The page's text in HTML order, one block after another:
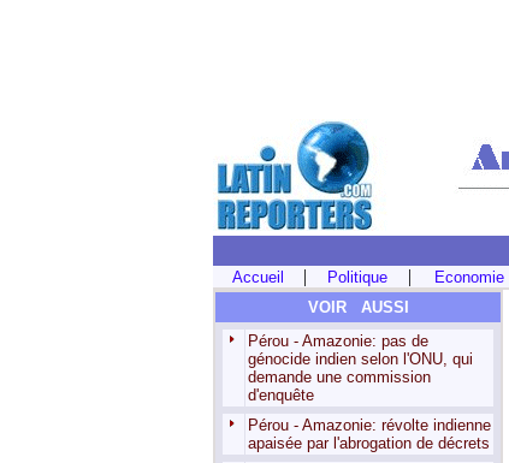
Accueil | Politique | Economie
VOIR AUSSI
Pérou - Amazonie: pas de
génocide indien selon l'ONU, qui
demande une commission
d'enquête
Pérou - Amazonie: révolte indienne
apaisée par l'abrogation de décrets